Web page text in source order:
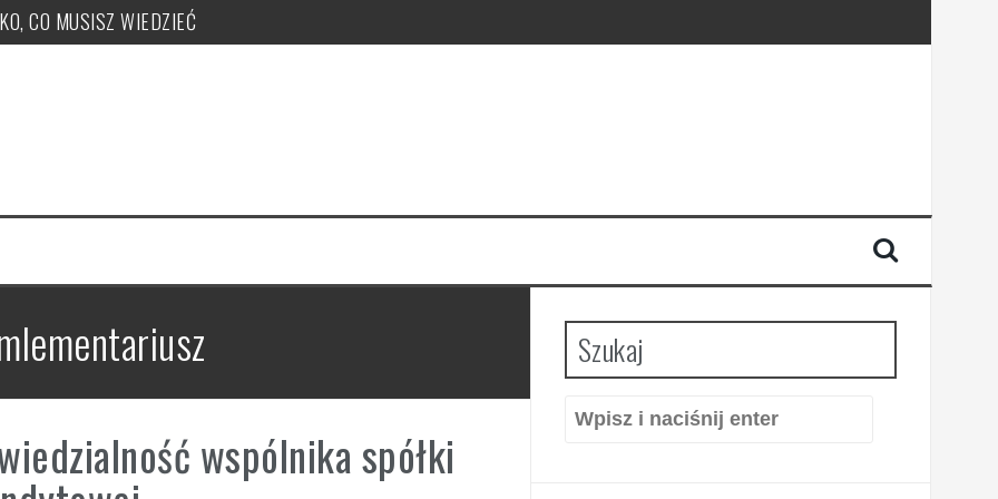
CO MUSISZ WIEDZIEĆ
musisz wiedzieć! PUŁAPKI!
jak je nadawać?
ryczałt w tym roku?
wspólnika spółki
Szukaj
Szukaj: